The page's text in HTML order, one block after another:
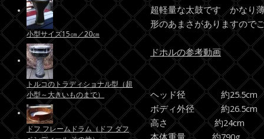
超軽量な太鼓です かなり
形のあまさがありますので
ドホルの参考動画
ヘッド径 約25.5cm
ボディ外径 約
高さ 約24cm
本体重量 約790g
小型サイズ15㎝／20㎝
トルコのトラディショナル型（超
小型～大きいものまで）
ドフ フレームドラム（ドフ ダフ